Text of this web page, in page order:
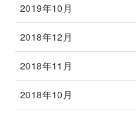
2019年10月
2018年12月
2018年11月
2018年10月